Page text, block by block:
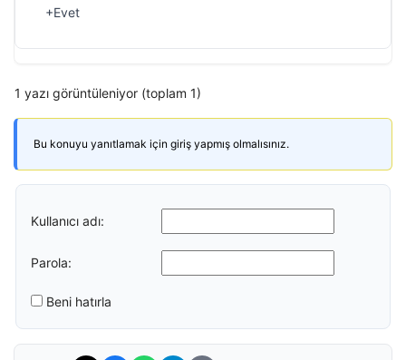
+Evet
1 yazı görüntüleniyor (toplam 1)
Bu konuyu yanıtlamak için giriş yapmış olmalısınız.
Kullanıcı adı:
Parola:
Beni hatırla